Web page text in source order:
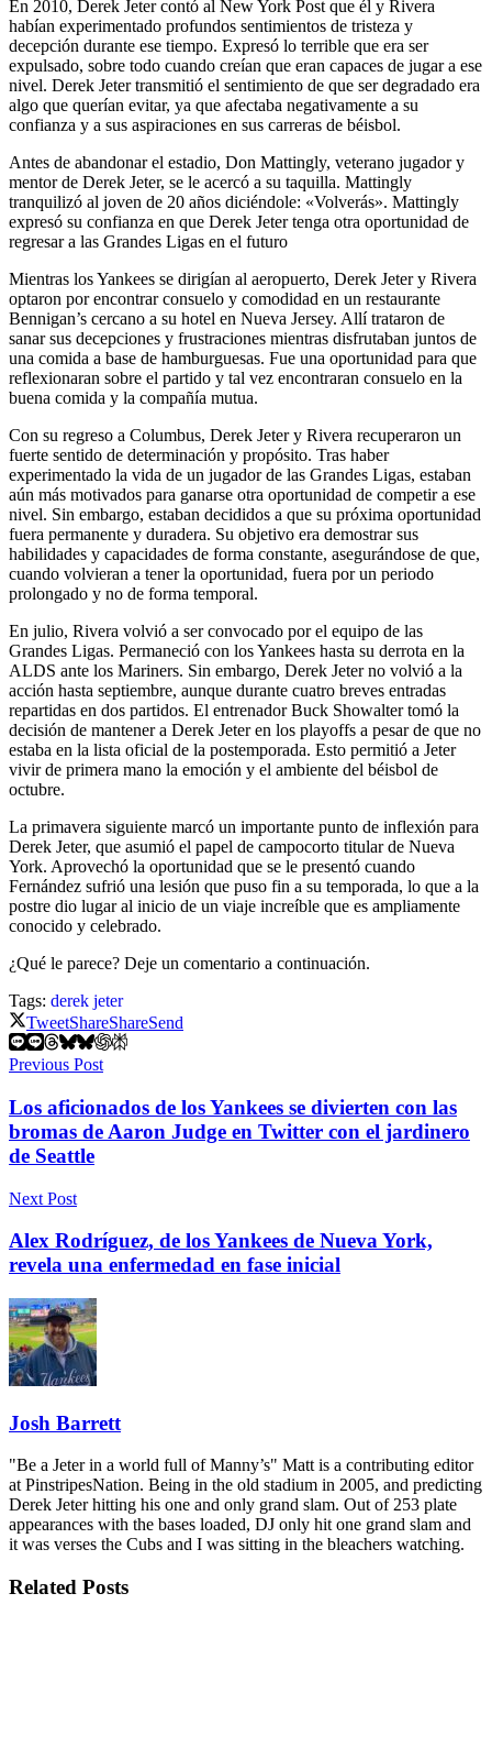
En 2010, Derek Jeter contó al New York Post que él y Rivera
habían experimentado profundos sentimientos de tristeza y
decepción durante ese tiempo. Expresó lo terrible que era ser
expulsado, sobre todo cuando creían que eran capaces de jugar a ese
nivel. Derek Jeter transmitió el sentimiento de que ser degradado era
algo que querían evitar, ya que afectaba negativamente a su
confianza y a sus aspiraciones en sus carreras de béisbol.
Antes de abandonar el estadio, Don Mattingly, veterano jugador y
mentor de Derek Jeter, se le acercó a su taquilla. Mattingly
tranquilizó al joven de 20 años diciéndole: «Volverás». Mattingly
expresó su confianza en que Derek Jeter tenga otra oportunidad de
regresar a las Grandes Ligas en el futuro
Mientras los Yankees se dirigían al aeropuerto, Derek Jeter y Rivera
optaron por encontrar consuelo y comodidad en un restaurante
Bennigan’s cercano a su hotel en Nueva Jersey. Allí trataron de
sanar sus decepciones y frustraciones mientras disfrutaban juntos de
una comida a base de hamburguesas. Fue una oportunidad para que
reflexionaran sobre el partido y tal vez encontraran consuelo en la
buena comida y la compañía mutua.
Con su regreso a Columbus, Derek Jeter y Rivera recuperaron un
fuerte sentido de determinación y propósito. Tras haber
experimentado la vida de un jugador de las Grandes Ligas, estaban
aún más motivados para ganarse otra oportunidad de competir a ese
nivel. Sin embargo, estaban decididos a que su próxima oportunidad
fuera permanente y duradera. Su objetivo era demostrar sus
habilidades y capacidades de forma constante, asegurándose de que,
cuando volvieran a tener la oportunidad, fuera por un periodo
prolongado y no de forma temporal.
En julio, Rivera volvió a ser convocado por el equipo de las
Grandes Ligas. Permaneció con los Yankees hasta su derrota en la
ALDS ante los Mariners. Sin embargo, Derek Jeter no volvió a la
acción hasta septiembre, aunque durante cuatro breves entradas
repartidas en dos partidos. El entrenador Buck Showalter tomó la
decisión de mantener a Derek Jeter en los playoffs a pesar de que no
estaba en la lista oficial de la postemporada. Esto permitió a Jeter
vivir de primera mano la emoción y el ambiente del béisbol de
octubre.
La primavera siguiente marcó un importante punto de inflexión para
Derek Jeter, que asumió el papel de campocorto titular de Nueva
York. Aprovechó la oportunidad que se le presentó cuando
Fernández sufrió una lesión que puso fin a su temporada, lo que a la
postre dio lugar al inicio de un viaje increíble que es ampliamente
conocido y celebrado.
¿Qué le parece? Deje un comentario a continuación.
Tags: derek jeter
TweetShareShareSend
Previous Post
Los aficionados de los Yankees se divierten con las
bromas de Aaron Judge en Twitter con el jardinero
de Seattle
Next Post
Alex Rodríguez, de los Yankees de Nueva York,
revela una enfermedad en fase inicial
Josh Barrett
"Be a Jeter in a world full of Manny’s" Matt is a contributing editor
at PinstripesNation. Being in the old stadium in 2005, and predicting
Derek Jeter hitting his one and only grand slam. Out of 253 plate
appearances with the bases loaded, DJ only hit one grand slam and
it was verses the Cubs and I was sitting in the bleachers watching.
Related Posts